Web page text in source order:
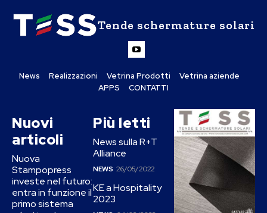
Tende schermature solari
News Realizzazioni Vetrina Prodotti
Vetrina aziende
APPS
CONTATTI
Nuovi
articoli
Nuova
Stampopress
investe nel futuro:
entra in funzione il
primo sistema
Più letti
News sulla R+T
Alliance
NEWS 26/05/2022
KE a Hospitality
2023